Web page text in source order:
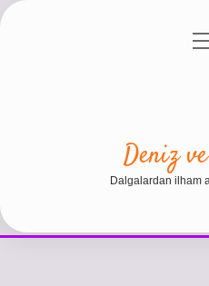
Gizlilik
Deniz
Dalgalardan ilham